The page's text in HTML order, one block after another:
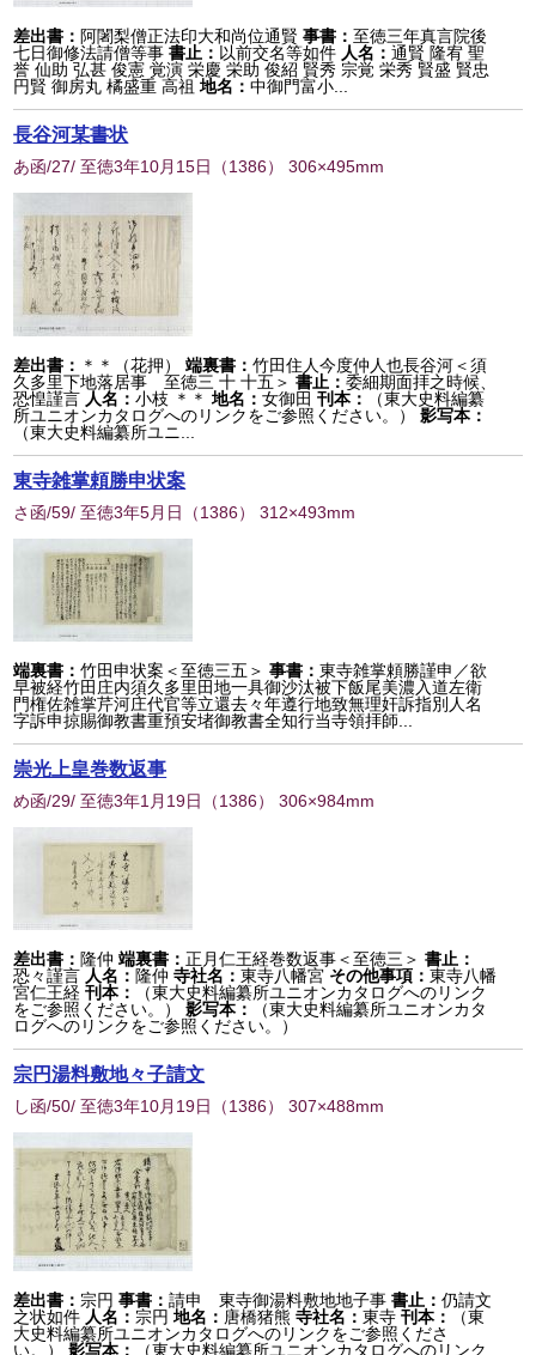
差出書： 阿闍梨僧正法印大和尚位通賢 事書：至徳三年真言院後
七日御修法請僧等事 書止： 以前交名等如件 人名：通賢 隆宥 聖
誉 仙助 弘甚 俊憲 覚演 栄慶 栄助 俊紹 賢秀 宗覚 栄秀 賢盛 賢忠
円賢 御房丸 橘盛重 高祖 地名：中御門富小...
長谷河某書状
あ函/27/ 至徳3年10月15日 （1386） 306×495mm
差出書： ＊＊（花押） 端裏書：竹田住人今度仲人也長谷河＜須
久多里下地落居事 至徳三 十 十五＞ 書止：委細期面拝之時候、
恐惶謹言 人名：小枝 ＊＊ 地名：女御田 刊本：
（東大史料編纂
所ユニオンカタログへのリンクをご参照ください。）
影写本：
（東大史料編纂所ユニ...
東寺雑掌頼勝申状案
さ函/59/ 至徳3年5月日 （1386） 312×493mm
端裏書：竹田申状案＜至徳三五＞ 事書：東寺雑掌頼勝謹申／欲
早被経竹田庄内須久多里田地一具御沙汰被下飯尾美濃入道左衛
門権佐雑掌芹河庄代官等立還去々年遵行地致無理奸訴指別人名
字訴申掠賜御教書重預安堵御教書全知行当寺領拝師...
崇光上皇巻数返事
め函/29/ 至徳3年1月19日 （1386） 306×984mm
差出書： 隆仲 端裏書：正月仁王経巻数返事＜至徳三＞ 書止：
恐々謹言 人名： 隆仲 寺社名：東寺八幡宮 その他事項：東寺八幡
宮仁王経 刊本：
（東大史料編纂所ユニオンカタログへのリンク
をご参照ください。）
影写本：
（東大史料編纂所ユニオンカタ
ログへのリンクをご参照ください。）
宗円湯料敷地々子請文
し函/50/ 至徳3年10月19日 （1386） 307×488mm
差出書： 宗円 事書：請申 東寺御湯料敷地地子事 書止：仍請文
之状如件 人名： 宗円 地名： 唐橋猪熊 寺社名：東寺 刊本：
（東
大史料編纂所ユニオンカタログへのリンクをご参照くださ
い。）
影写本：
（東大史料編纂所ユニオンカタログへのリンク